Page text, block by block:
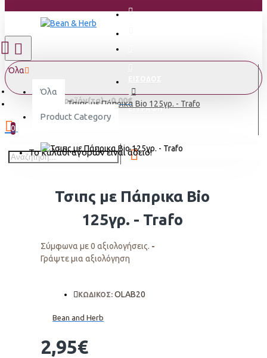
ΕΓΓΡΑΦΗ
Όλα
Όλα
Product Category
0 προϊόν(τα) - 0,00€
0
Το καλάθι αγορών είναι άδειο!
Τσιπς με Πάπρικα Bio 125γρ. - Trafo
Τσιπς με Πάπρικα Bio
125γρ. - Trafo
Σύμφωνα με 0 αξιολογήσεις. -
Γράψτε μια αξιολόγηση
2,95€
ΚΩΔΙΚΟΣ: OLAB20
Bean and Herb